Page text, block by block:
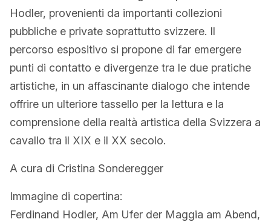
Hodler, provenienti da importanti collezioni
pubbliche e private soprattutto svizzere. Il
percorso espositivo si propone di far emergere
punti di contatto e divergenze tra le due pratiche
artistiche, in un affascinante dialogo che intende
offrire un ulteriore tassello per la lettura e la
comprensione della realtà artistica della Svizzera a
cavallo tra il XIX e il XX secolo.
A cura di Cristina Sonderegger
Immagine di copertina:
Ferdinand Hodler, Am Ufer der Maggia am Abend,